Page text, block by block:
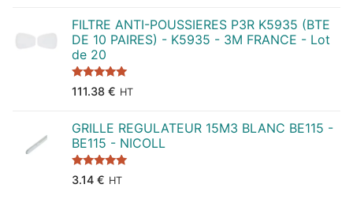
FILTRE ANTI-POUSSIERES P3R K5935 (BTE
DE 10 PAIRES) - K5935 - 3M FRANCE - Lot
de 20
Note5.00
sur 5
111.38 € HT
GRILLE REGULATEUR 15M3 BLANC BE115 -
BE115 - NICOLL
Note 5.00
sur 5
3.14 € HT